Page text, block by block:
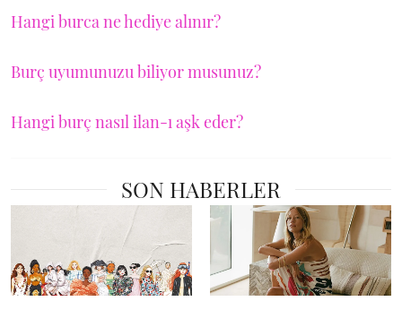
Hangi burca ne hediye alınır?
Burç uyumunuzu biliyor musunuz?
Hangi burç nasıl ilan-ı aşk eder?
SON HABERLER